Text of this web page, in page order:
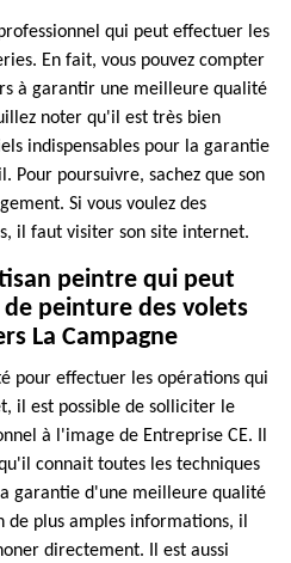
qui peut effectuer les
En fait, vous pouvez compter
à garantir une meilleure qualité
noter qu'il est très bien
indispensables pour la garantie
Pour poursuivre, sachez que son
Si vous voulez des
il faut visiter son site internet.
peintre qui peut
peinture des volets
La Campagne
pour effectuer les opérations qui
il est possible de solliciter le
à l'image de Entreprise CE. Il
connait toutes les techniques
garantie d'une meilleure qualité
de plus amples informations, il
directement. Il est aussi